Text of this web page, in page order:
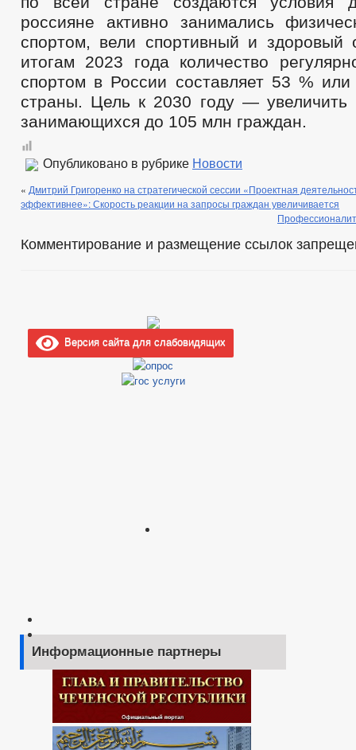
россияне активно занимались
спортом, вели спортивный и здоровый
итогам 2023 года количество
спортом в России составляет 53 %
страны. Цель к 2030 году — увеличить
занимающихся до 105 млн граждан.
Опубликовано в рубрике Новости
« Дмитрий Григоренко на стратегической сессии «Проектная
эффективнее»: Скорость реакции на запросы граждан увеличивается
Комментирование и размещение ссылок
Версия сайта для слабовидящих
Информационные партнеры